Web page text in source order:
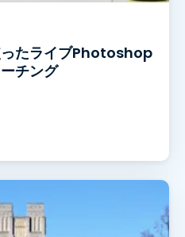
ったライブPhotoshop
チング